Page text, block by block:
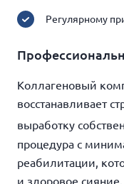
Регулярному
Коллагеновый
восстанавливает
выработку
процедура с
реабилитации,
и здоровое сияние.